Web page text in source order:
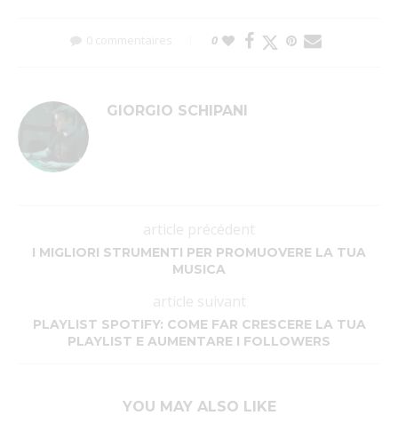
0 commentaires 0
GIORGIO SCHIPANI
article précédent
I MIGLIORI STRUMENTI PER PROMUOVERE LA TUA
MUSICA
article suivant
PLAYLIST SPOTIFY: COME FAR CRESCERE LA TUA
PLAYLIST E AUMENTARE I FOLLOWERS
YOU MAY ALSO LIKE